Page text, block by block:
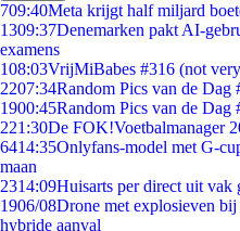
709:40Meta krijgt half miljard
1309:37Denemarken pakt AI-
examens
108:03VrijMiBabes #316 (not
2207:34Random Pics van de Dag
1900:45Random Pics van de Dag
221:30De FOK!Voetbalmanager
6414:35Onlyfans-model met G-
maan
2314:09Huisarts per direct uit vak
1906/08Drone met explosieven
hybride aanval